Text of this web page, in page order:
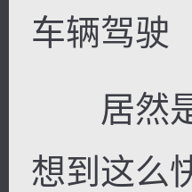
车辆驾驶
居然是
想到这么